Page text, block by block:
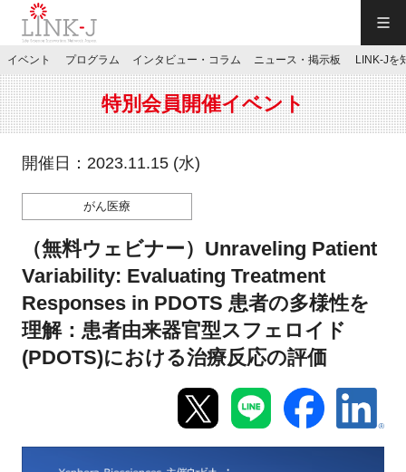
JP／EN
特別会員専用メニュー
施設ご予約
お問い合わせ
イベント プログラム インタビュー・コラム ニュース・掲示板 LINK-Jを
特別会員開催イベント
開催日：2023.11.15 (水)
がん医療
（無料ウェビナー）Unraveling Patient
Variability: Evaluating Treatment
Responses in PDOTS 患者の多様性を
理解：患者由来器官型スフェロイド
(PDOTS)における治療反応の評価